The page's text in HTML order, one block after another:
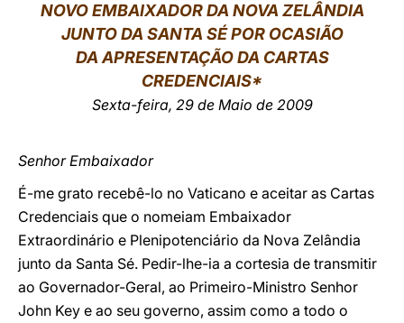
LATINE
NOVO EMBAIXADOR DA NOVA ZELÂNDIA
JUNTO DA SANTA SÉ POR OCASIÃO
DA APRESENTAÇÃO DA CARTAS
CREDENCIAIS*
Sexta-feira, 29 de Maio de 2009
Senhor Embaixador
É-me grato recebê-lo no Vaticano e aceitar as Cartas
Credenciais que o nomeiam Embaixador
Extraordinário e Plenipotenciário da Nova Zelândia
junto da Santa Sé. Pedir-lhe-ia a cortesia de transmitir
ao Governador-Geral, ao Primeiro-Ministro Senhor
John Key e ao seu governo, assim como a todo o